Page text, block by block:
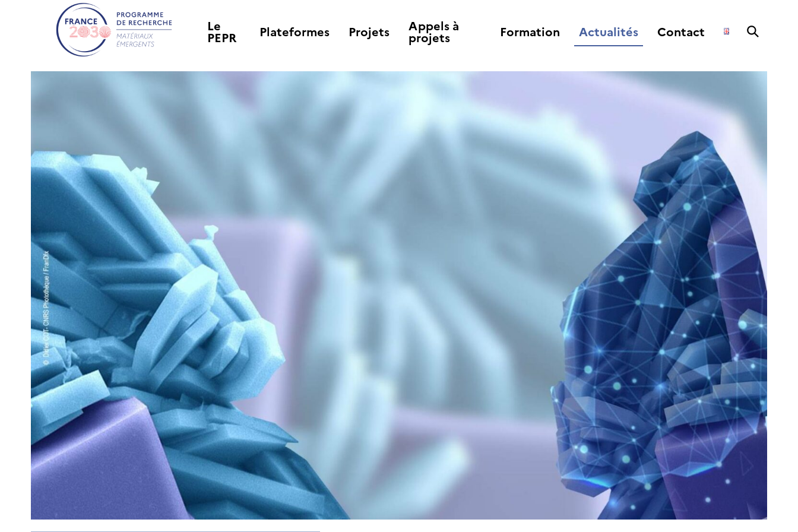
Le
PEPR Plateformes Projets Appels à
projets Formation Actualités Contact